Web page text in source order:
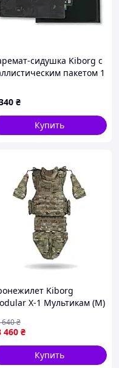
сидушка Kiborg с
пакетом 1
Cordura Black
₴
Купить
Kiborg
X-1 Мультикам (M)
(2 класс)
460 ₴
640₴
Купить